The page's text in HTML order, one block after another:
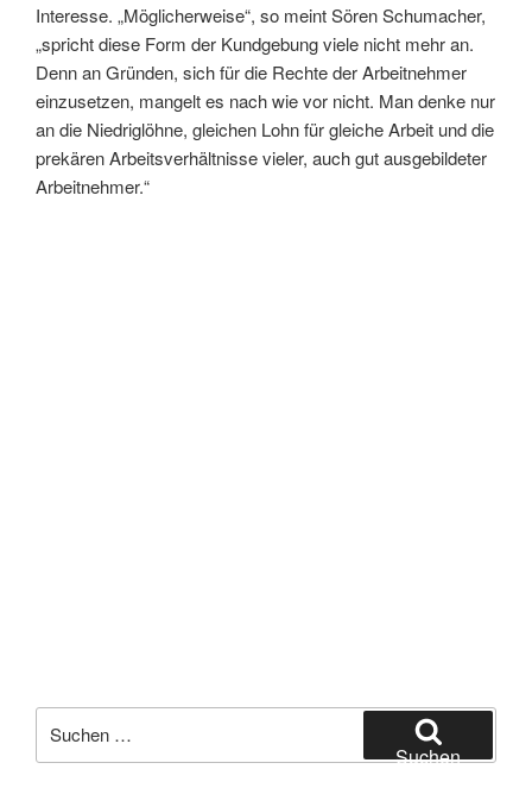
Interesse. „Möglicherweise“, so meint Sören Schumacher,
„spricht diese Form der Kundgebung viele nicht mehr an.
Denn an Gründen, sich für die Rechte der Arbeitnehmer
einzusetzen, mangelt es nach wie vor nicht. Man denke nur
an die Niedriglöhne, gleichen Lohn für gleiche Arbeit und die
prekären Arbeitsverhältnisse vieler, auch gut ausgebildeter
Arbeitnehmer.“
nach:
Suchen